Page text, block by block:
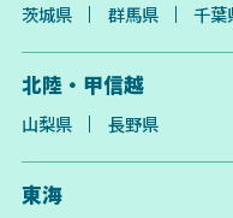
茨城県 群馬県 千葉
北陸・甲信越
山梨県 長野県
東海